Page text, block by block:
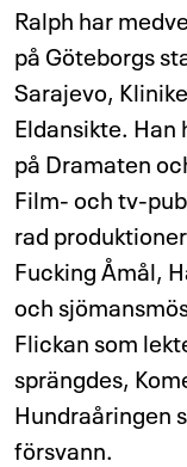
Ralph har
på Göteborgs
Sarajevo,
Eldansikte. Han
på Dramaten
Film- och tv-
rad
Fucking Åmål,
och
Flickan som
sprängdes,
Hundraåringen
försvann.